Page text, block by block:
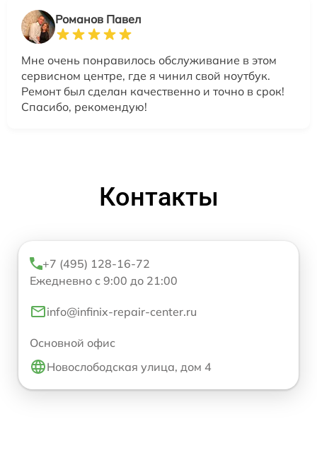
Романов Павел
Мне очень понравилось обслуживание в этом
сервисном центре, где я чинил свой ноутбук.
Ремонт был сделан качественно и точно в срок!
Спасибо, рекомендую!
Контакты
+7 (495) 128-16-72
Ежедневно с 9:00 до 21:00
info@infinix-repair-center.ru
Основной офис
Новослободская улица, дом 4